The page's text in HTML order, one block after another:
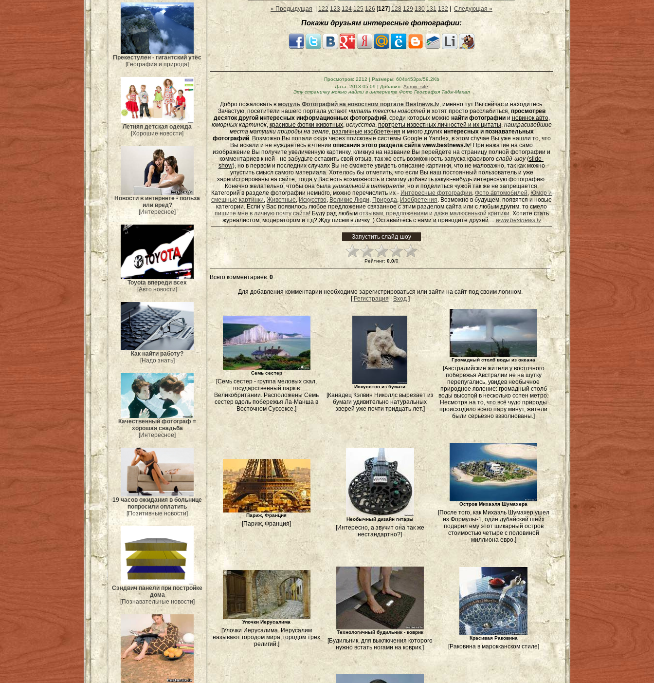
Прекестулен - гигантский утёс
[География и природа]
Летняя детская одежда
[Хорошие новости]
Новости в интернете - польза
или вред?
[Интересное]
Toyota впереди всех
[Авто новости]
Как найти работу?
[Надо знать]
Качественный фотограф =
хорошая свадьба
[Интересное]
19 часов ожидания в больнице
попросили оплатить
[Позитивные новости]
Сэндвич панели при постройке
дома
[Познавательные новости]
« Предыдущая 122 123 124 125 126 [127] 128 129 130 131 132 Следующая »
Покажи друзьям интересные фотографии:
Просмотров: 2212 | Размеры: 604x453px/59.2Kb
Дата: 2013-05-09 | Добавил: Admin_site
Эту страничку можно найти в интернете Фото География Тадж-Махал
Добро пожаловать в модуль Фотографий на новостном портале Bestnews.lv, именно тут Вы сейчас и находитесь.
Зачастую, посетители нашего портала устают читать тексты новостейи хотят просто расслабиться, просмотрев
десяток другой интересных информационных фотографий, среди которых можно найти фотографиии новинок авто,
юморныхкартинок, красивые фотки животных, искусства, портреты известных личностей и их цитаты, наикрасивейшие
места матушки природы на земле, различные изобретения и много других интересных и познавательных
фотографий. Возможно Вы попали сюда через поисковые системы Google и Yandex, в этом случае Вы уже нашли то, что
Вы искали и не нуждаетесь в чтении описания этого раздела сайта www.bestnews.lv! При нажатие на само
изображение Вы получите увеличенную картинку, кликнув на название Вы перейдёте на страницу полной фотографии и
комментариев к ней - не забудьте оставить свой отзыв, так же есть возможность запуска красивого слайд-шоу(slide-
show), но в первом и последних случаях Вы не сможете увидеть описание картинки, что не маловажно, так как можно
упустить смысл самого материала. Хотелось бы отметить, что если Вы наш постоянный пользователь и уже
зарегистрированы на сайте, тогда у Вас есть возможность и самому добавить какую-нибудь интересную фотографию.
Конечно желательно, чтобы она была уникальной в интернете, но и поделиться чужой так же не запрещается.
Категорий в разделе фотографии немного, можно перечислить их - Интересные фотографии, Фото автомобилей, Юмор и
смешные картинки,Животные, Искусство, Великие Люди, Природа, Изобретения. Возможно в будущем, появятся и новые
категории. Если у Вас появилось любое предложение связанное с этим разделом сайта или с любым другим, то смело
пишите мне в личную почту сайта! Буду рад любым отзывам, предложениям и даже малюсенькой критики. Хотите стать
журналистом, модератором и т.д? Жду писем в личку:) Оставайтесь с нами и приводите друзей ... www.bestnews.lv
Рейтинг: 0.0/0
Всего комментариев: 0
Для добавления комментарии необходимо зарегистрироваться или зайти на сайт под своим логином.
[ Регистрация| Вход]
Семь сестер
[Семь сестер - группа меловых скал,
государственный парк в
Великобритании. Расположены Семь
сестер вдоль побережья Ла-Манша в
Восточном Суссексе.]
Искусство из бумаги
[Канадец Кэлвин Николлс вырезает из
бумаги удивительно натуральных
зверей уже почти тридцать лет.]
Громадный столб воды из океана
[Австралийские жители у восточного
побережья Австралии не на шутку
перепугались, увидев необычное
природное явление: громадный столб
воды высотой в несколько сотен метро.
Несмотря на то, что всё чудо природы
происходило всего пару минут, жители
были серьёзно взволнованы.]
Париж, Франция
[Париж, Франция]
Необычный дизайн гитары
[Интересно, а звучит она так же
нестандартно?]
Остров Михаэля Шумахера
[После того, как Михаэль Шумахер ушел
из Формулы-1, один дубайский шейх
подарил ему этот шикарный остров
стоимостью четыре с половиной
миллиона евро.]
Улочки Иерусалима
[Улочки Иерусалима. Иерусалим
называют городом мира, городом трех
религий.]
Технологичный будильник - коврик
[Будильник, для выключения которого
нужно встать ногами на коврик.]
Красивая Раковина
[Раковина в марокканском стиле]